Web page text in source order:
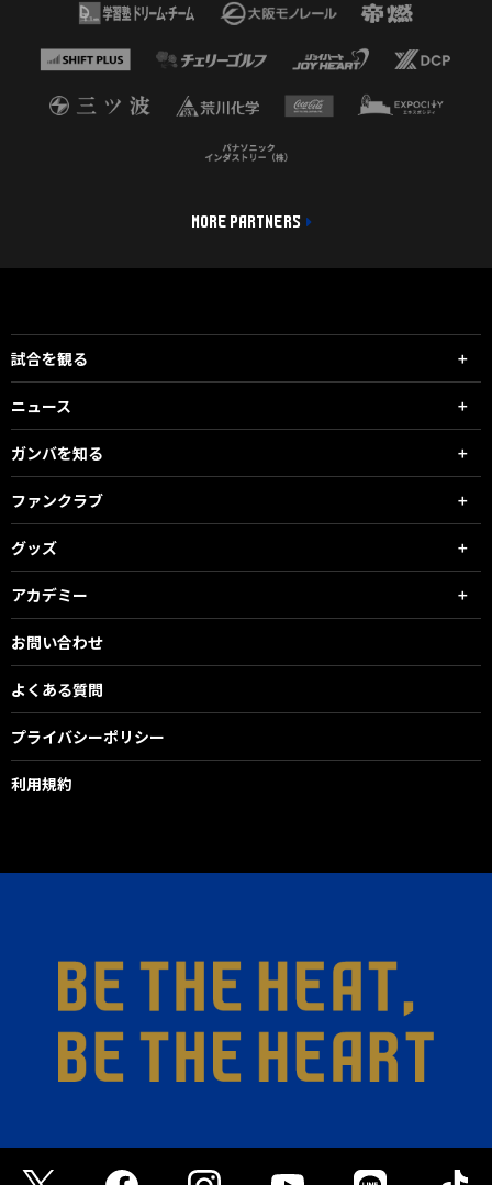
MORE PARTNERS
試合を観る
ニュース
ガンバを知る
ファンクラブ
グッズ
アカデミー
お問い合わせ
よくある質問
プライバシーポリシー
利用規約